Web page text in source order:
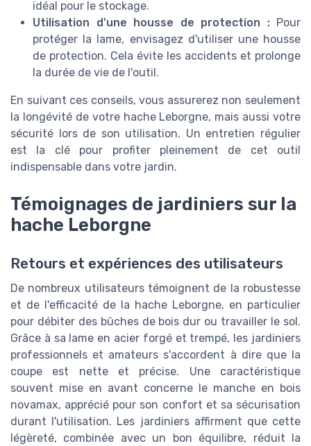
idéal pour le stockage.
Utilisation d'une housse de protection :Pour
protéger la lame, envisagez d'utiliser une housse
de protection. Cela évite les accidents et prolonge
la durée de vie de l'outil.
En suivant ces conseils, vous assurerez non seulement
la longévité de votre hache Leborgne, mais aussi votre
sécurité lors de son utilisation. Un entretien régulier
est la clé pour profiter pleinement de cet outil
indispensable dans votre jardin.
Témoignages de jardiniers sur la
hache Leborgne
Retours et expériences des utilisateurs
De nombreux utilisateurs témoignent de la robustesse
et de l'efficacité de la hache Leborgne, en particulier
pour débiter des bûches de bois dur ou travailler le sol.
Grâce à sa lame en acier forgé et trempé, les jardiniers
professionnels et amateurs s'accordent à dire que la
coupe est nette et précise. Une caractéristique
souvent mise en avant concerne le manche en bois
novamax, apprécié pour son confort et sa sécurisation
durant l'utilisation. Les jardiniers affirment que cette
légèreté, combinée avec un bon équilibre, réduit la